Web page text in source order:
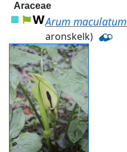
Araceae
Arum maculatum
aronskelk)